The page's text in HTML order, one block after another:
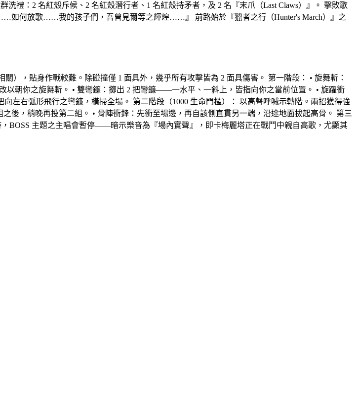
禮：2 名紅殼斥候、2 名紅殼潛行者、1 名紅殼持矛者，及 2 名『末爪（Last Claws）』。 擊敗歌
如何放歌……我的孩子們，吾曾見爾等之輝煌……』 前路始於『獵者之行（Hunter's March）』之
），貼身作戰較難。除碰撞僅 1 面具外，幾乎所有攻擊皆為 2 面具傷害。 第一階段： • 旋舞斬：
以朝你之旋舞斬。 • 雙彎鐮：擲出 2 把彎鐮——一水平、一斜上，皆指向你之當前位置。 • 旋躍衝
左右弧形飛行之彎鐮，橫掃全場。 第二階段（1000 生命門檻）： 以高聲呼喊示轉階。兩招獲得強
後，稍晚再投第二組。 • 骨陣衝鋒：先衝至場邊，再自該側直貫另一端，沿途地面拔起高骨。 第三
BOSS 主題之主唱會暫停——暗示樂音為『場內實聲』，即卡梅麗塔正在戰鬥中親自高歌，尤顯其